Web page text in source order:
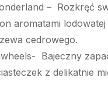
– Rozkręć
aromatami lodowatej
cedrowego.
Bajeczny
z delikatnie